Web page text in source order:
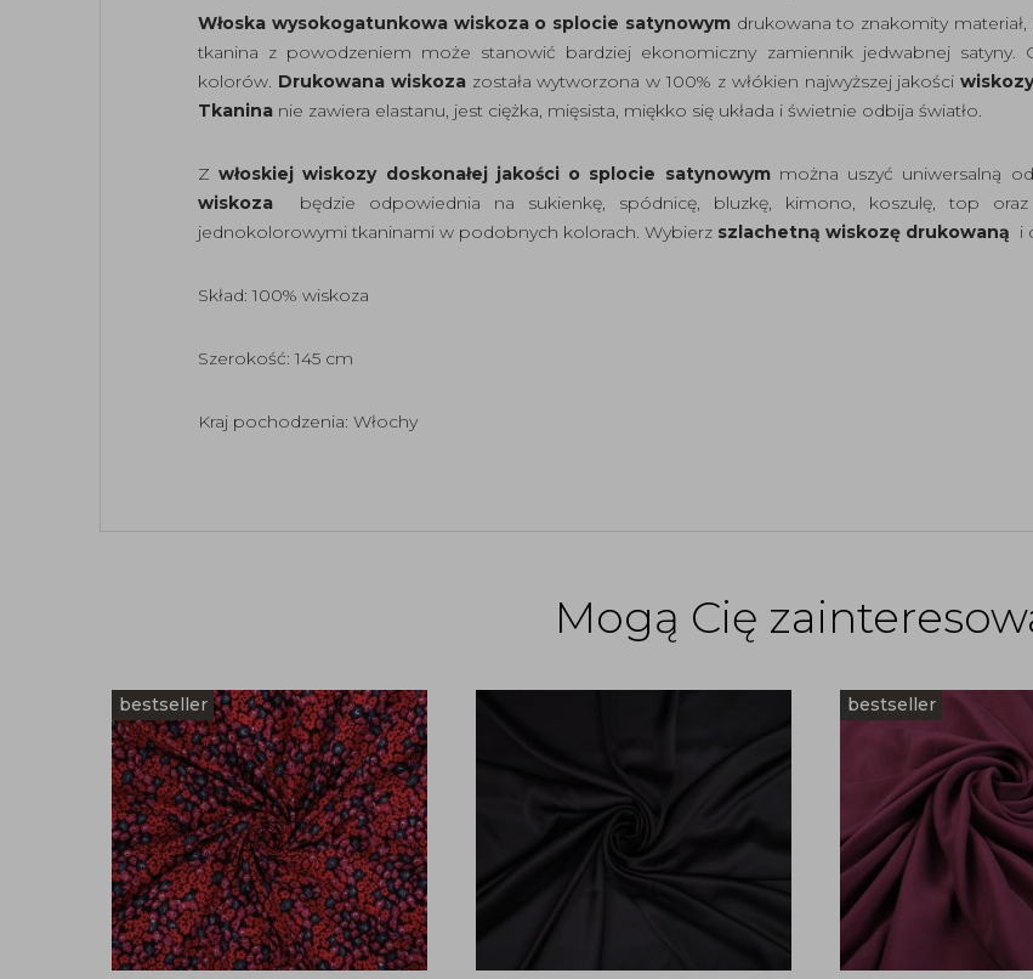
Włoska wysokogatunkowa wiskoza o splocie satynowym drukowana to znakomity
tkanina z powodzeniem może stanowić bardziej ekonomiczny zamiennik jedwabnej satyny.
kolorów. Drukowana wiskozazostała wytworzona w 100% z włókien najwyższej jakości
Tkanina nie zawiera elastanu, jest ciężka, mięsista, miękko się układa i świetnie odbija światło.
Zwłoskiej wiskozy doskonałej jakości o splocie satynowymmożna uszyć uniwersalną
wiskoza
będzie odpowiednia na sukienkę, spódnicę, bluzkę, kimono, koszulę, top
jednokolorowymi tkaninami w podobnych kolorach. Wybierz szlachetną wiskozę drukowaną i
Skład: 100% wiskoza
Szerokość: 145 cm
Kraj pochodzenia: Włochy
Mogą Cię
bestseller bestseller